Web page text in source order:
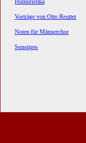
Humoristika
Vorträge von Otto Reutter
Noten für Männerchor
Sonstiges